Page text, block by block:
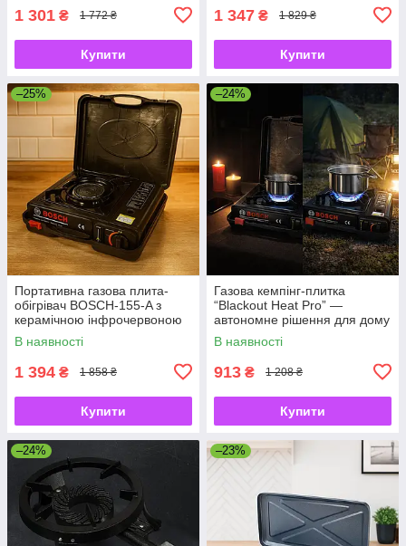
1 301 ₴ 1 772 ₴
Купити
1 347 ₴ 1 829 ₴
Купити
–25%
Портативна газова плита-
обігрівач BOSCH-155-A з
керамічною інфрочервоною
горєлкою +адаптер
В наявності
1 394 ₴ 1 858 ₴
Купити
–24%
Газова кемпінг-плитка
“Blackout Heat Pro” —
автономне рішення для дому
та туризму
В наявності
913 ₴ 1 208 ₴
Купити
–24% –23%